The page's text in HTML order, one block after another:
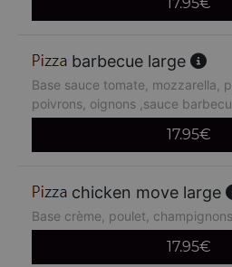
barbecue large
Base sauce tomate, mozzarella,
poivrons, oignons ,sauce
17.95€
chicken move large
Base crème, poulet,
17.95€